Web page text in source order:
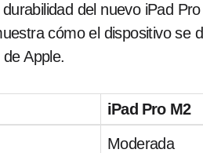
del nuevo iPad
cómo el dispositivo se
Apple.
iPad Pro M2
Moderada